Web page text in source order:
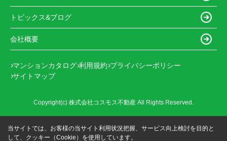
トピックス&ブログ
会社概要
マンションカタログ 利用規約 プライバシーポリシー
サイトマップ
Copyright(c) 株式会社コスモス不動産 All Rights Reserved.
当サイトでは、お客様の当サイト利用状況把握、サービス向上検討を目的と
して、クッキー（Cookie）を使用しています。